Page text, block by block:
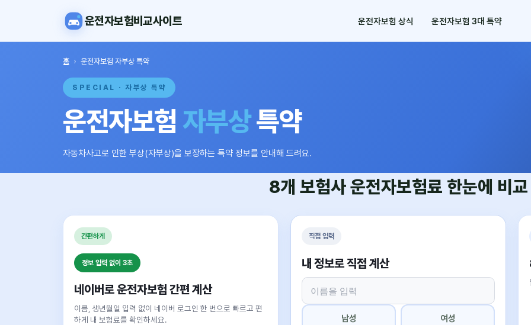
운전자보험비교사이트 운전자보험 상식 운전자보험 3대 특약
홈 › 운전자보험 자부상 특약
SPECIAL · 자부상 특약
운전자보험 자부상특약
자동차사고로 인한 부상(자부상)을 보장하는 특약 정보를 안내해 드려요.
8개 보험사운전자보험료 한눈에 비교
간편하게
정보 입력 없이 3초
네이버로 운전자보험 간편 계산
이름, 생년월일 입력 없이 네이버 로그인 한 번으로 빠르고 편
하게 내 보험료를 확인하세요.
직접 입력
내 정보로 직접 계산
남성 여성